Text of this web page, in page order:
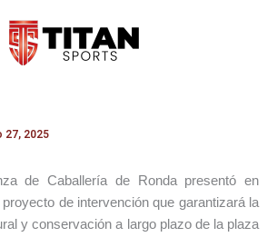
27, 2025
de Caballería de Ronda presentó en
de intervención que garantizará la
y conservación a largo plazo de la plaza